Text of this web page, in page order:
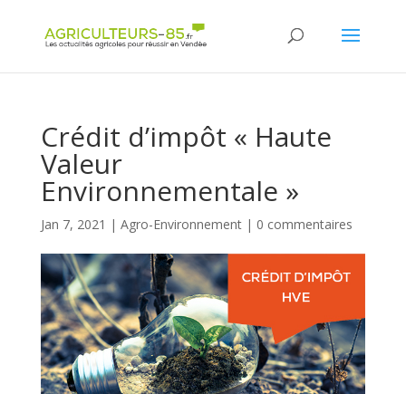
Crédit d’impôt « Haute
Valeur
Environnementale »
Jan 7, 2021 | Agro-Environnement| 0 commentaires